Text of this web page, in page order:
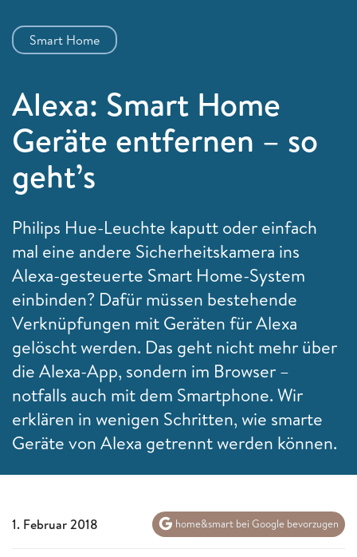
Smart Home
Alexa: Smart Home
Geräte entfernen – so
geht’s
Philips Hue-Leuchte kaputt oder einfach
mal eine andere Sicherheitskamera ins
Alexa-gesteuerte Smart Home-System
einbinden? Dafür müssen bestehende
Verknüpfungen mit Geräten für Alexa
gelöscht werden. Das geht nicht mehr über
die Alexa-App, sondern im Browser –
notfalls auch mit dem Smartphone. Wir
erklären in wenigen Schritten, wie smarte
Geräte von Alexa getrennt werden können.
1. Februar 2018 home&smart bei Google bevorzugen